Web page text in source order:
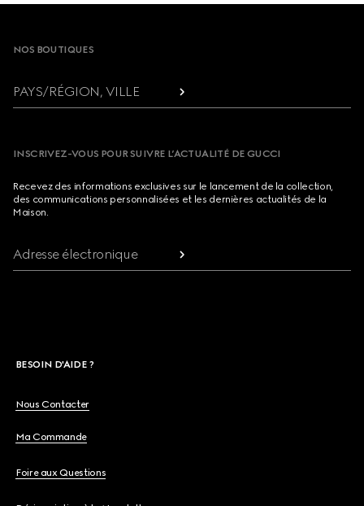
NOS BOUTIQUES
PAYS/RÉGION, VILLE
INSCRIVEZ-VOUS POUR SUIVRE L’ACTUALITÉ DE GUCCI
Recevez des informations exclusives sur le lancement de la collection,
des communications personnalisées et les dernières actualités de la
Maison.
Adresse électronique
BESOIN D'AIDE ?
Nous Contacter
Ma Commande
Foire aux Questions